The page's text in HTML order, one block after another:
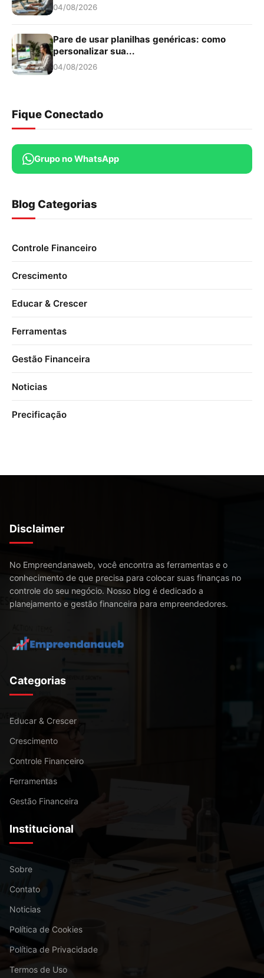
04/08/2026
Pare de usar planilhas genéricas: como
personalizar sua...
04/08/2026
Fique Conectado
Grupo no WhatsApp
Blog Categorias
Controle Financeiro
Crescimento
Educar & Crescer
Ferramentas
Gestão Financeira
Noticias
Precificação
Disclaimer
No Empreendanaweb, você encontra as ferramentas e o
conhecimento de que precisa para colocar suas finanças no
controle do seu negócio. Nosso blog é dedicado a
planejamento e gestão financeira para empreendedores.
Categorias
Educar & Crescer
Crescimento
Controle Financeiro
Ferramentas
Gestão Financeira
Institucional
Sobre
Contato
Noticias
Política de Cookies
Política de Privacidade
Termos de Uso